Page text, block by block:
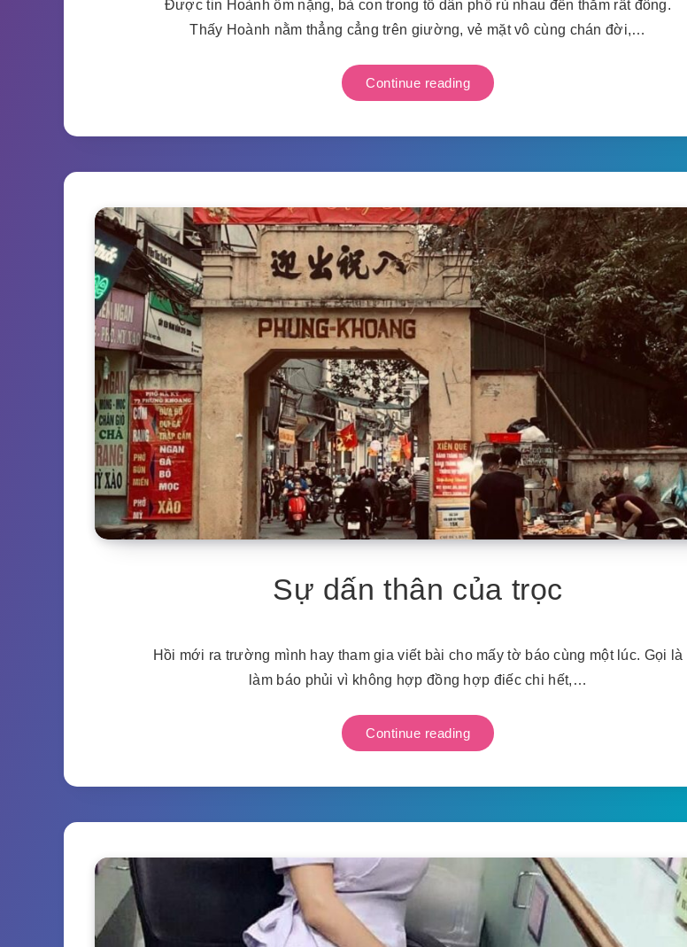
Được tin Hoành ốm nặng, bà con trong tổ dân phố rủ nhau đến thăm rất đông.
Thấy Hoành nằm thẳng cẳng trên giường, vẻ mặt vô cùng chán đời,…
Continue reading
Sự dấn thân của trọc
Hồi mới ra trường mình hay tham gia viết bài cho mấy tờ báo cùng một lúc. Gọi là
làm báo phủi vì không hợp đồng hợp điếc chi hết,…
Continue reading